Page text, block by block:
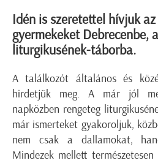
Idén is szeretettel hívjuk
gyermekeket Debrecenbe,
liturgikusének-táborba.
A találkozót általános és
hirdetjük meg. A már jól
napközben rengeteg
már ismerteket gyakoroljuk,
nem csak a dallamokat,
Mindezek mellett